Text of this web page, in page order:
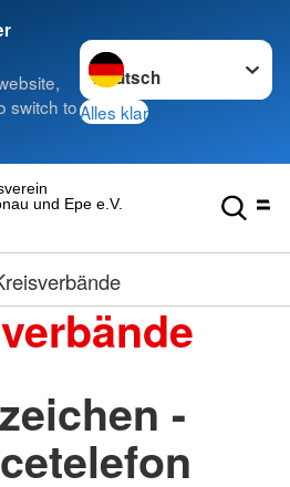
switch to
Sprache wechseln zu
Alles klar
und Epe e.V.
-